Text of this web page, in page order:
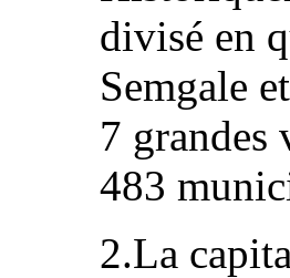
divisé en
Semgale
7
483
2.La